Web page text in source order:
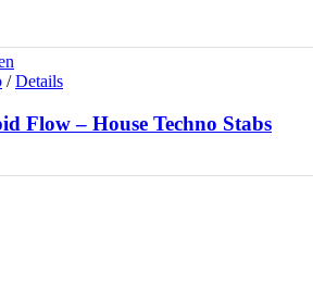
/ Details
Flow – House Techno Stabs